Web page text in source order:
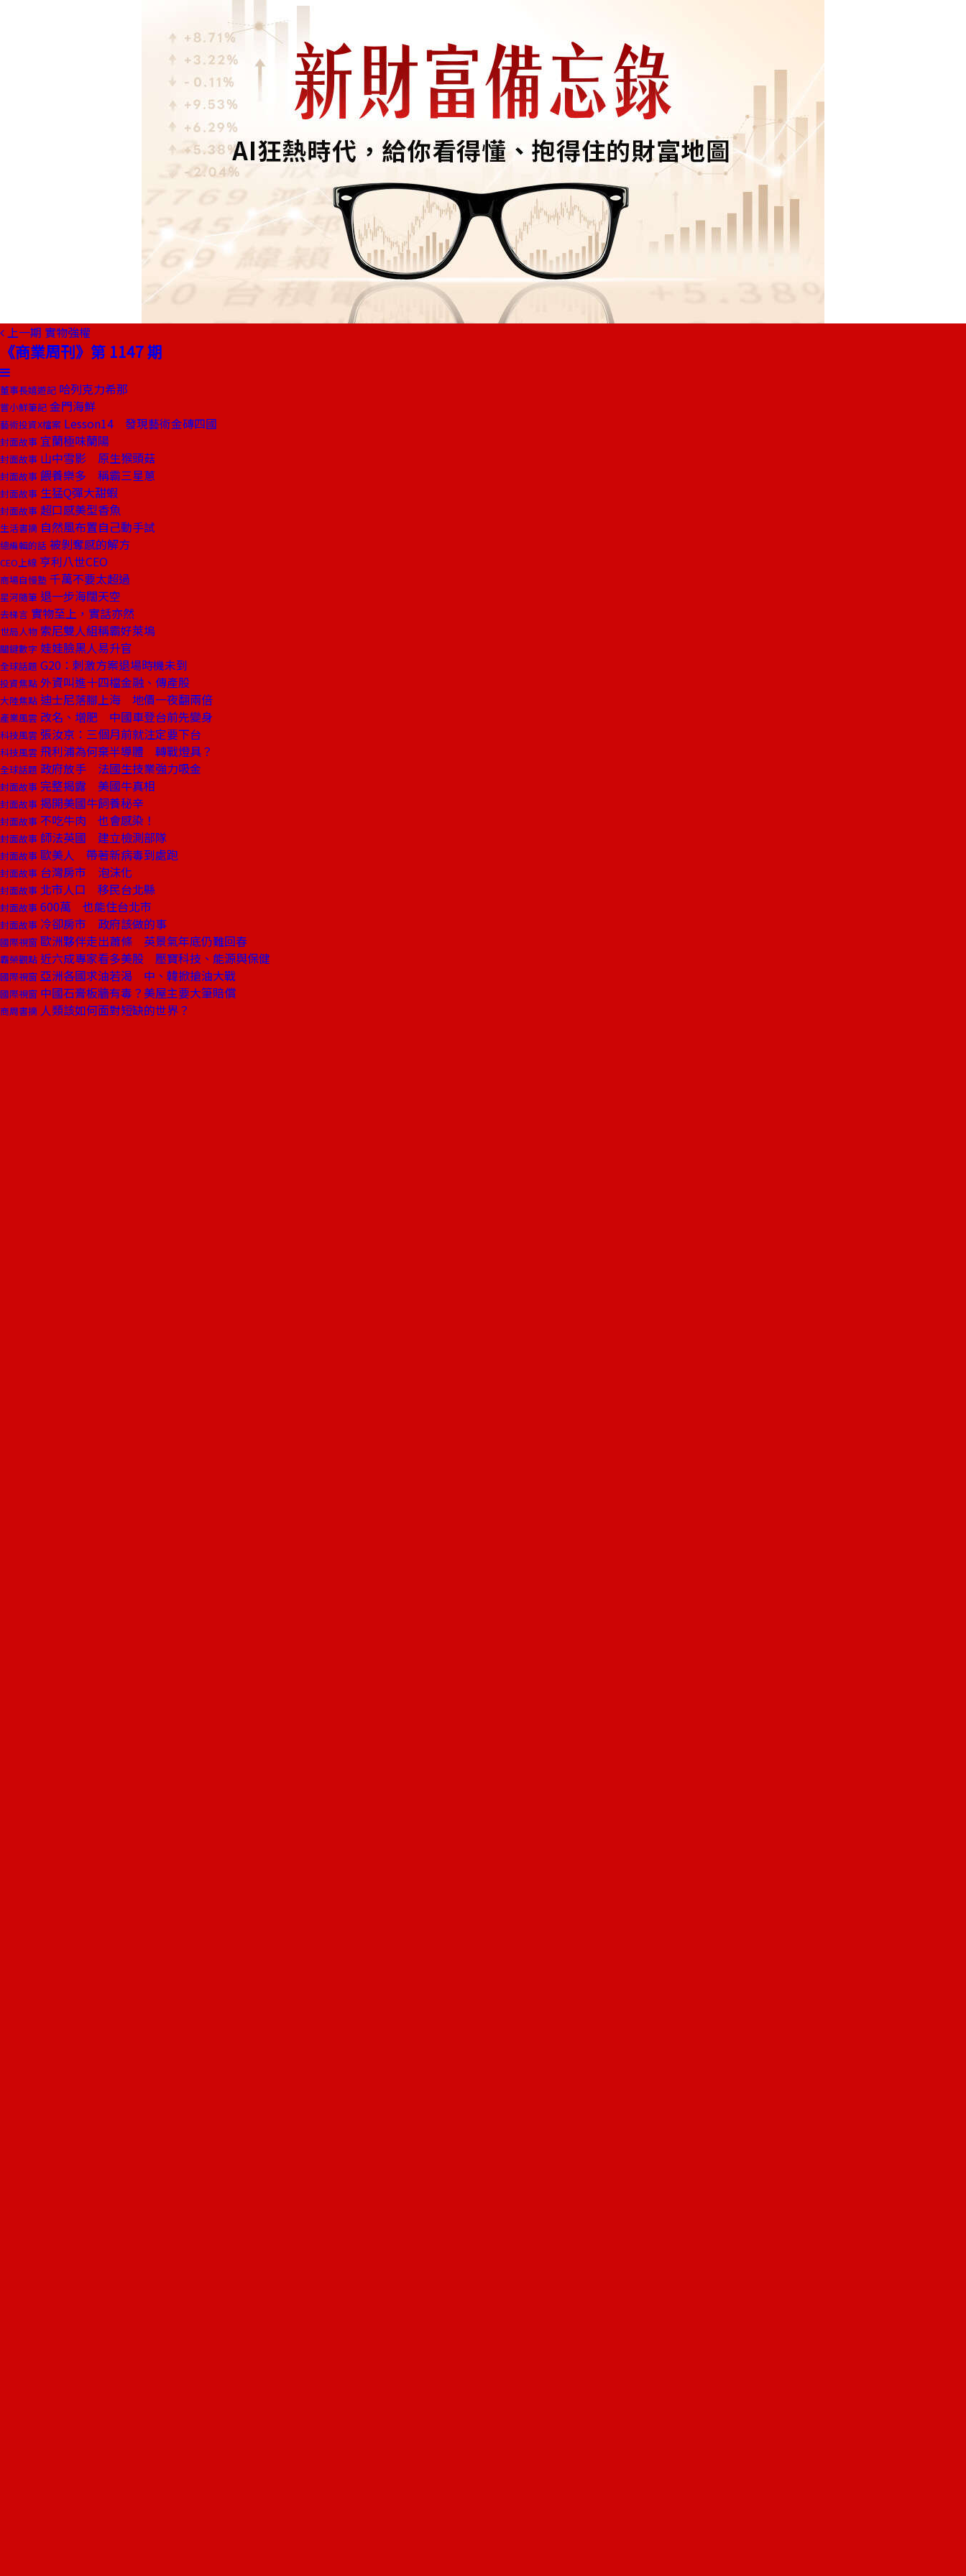
上一期 實物強權
《商業周刊》第 1147 期
董事長嬉遊記 哈列克力希那
嘗小鮮筆記 金門海鮮
藝術投資X檔案 Lesson14 發現藝術金磚四國
封面故事 宜蘭極味蘭陽
封面故事 山中雪影 原生猴頭菇
封面故事 餵養樂多 稱霸三星蔥
封面故事 生猛Q彈大甜蝦
封面故事 超口感美型香魚
生活書摘 自然風布置自己動手試
總編輯的話 被剝奪感的解方
CEO上線 亨利八世CEO
商場自慢塾 千萬不要太超過
星河隨筆 退一步海闊天空
去梯言 實物至上，實話亦然
世局人物 索尼雙人組稱霸好萊塢
關鍵數字 娃娃臉黑人易升官
全球話題 G20：刺激方案退場時機未到
投資焦點 外資叫進十四檔金融、傳產股
大陸焦點 迪士尼落腳上海 地價一夜翻兩倍
產業風雲 改名、增肥 中國車登台前先變身
科技風雲 張汝京：三個月前就注定要下台
科技風雲 飛利浦為何棄半導體 轉戰燈具？
全球話題 政府放手 法國生技業強力吸金
封面故事 完整揭露 美國牛真相
封面故事 揭開美國牛飼養秘辛
封面故事 不吃牛肉 也會感染！
封面故事 師法英國 建立檢測部隊
封面故事 歐美人 帶著新病毒到處跑
封面故事 台灣房市 泡沫化
封面故事 北市人口 移民台北縣
封面故事 600萬 也能住台北市
封面故事 冷卻房市 政府該做的事
國際視窗 歐洲夥伴走出蕭條 英景氣年底仍難回春
霸榮觀點 近六成專家看多美股 壓寶科技、能源與保健
國際視窗 亞洲各國求油若渴 中、韓掀搶油大戰
國際視窗 中國石膏板牆有毒？美屋主要大筆賠償
商周書摘 人類該如何面對短缺的世界？